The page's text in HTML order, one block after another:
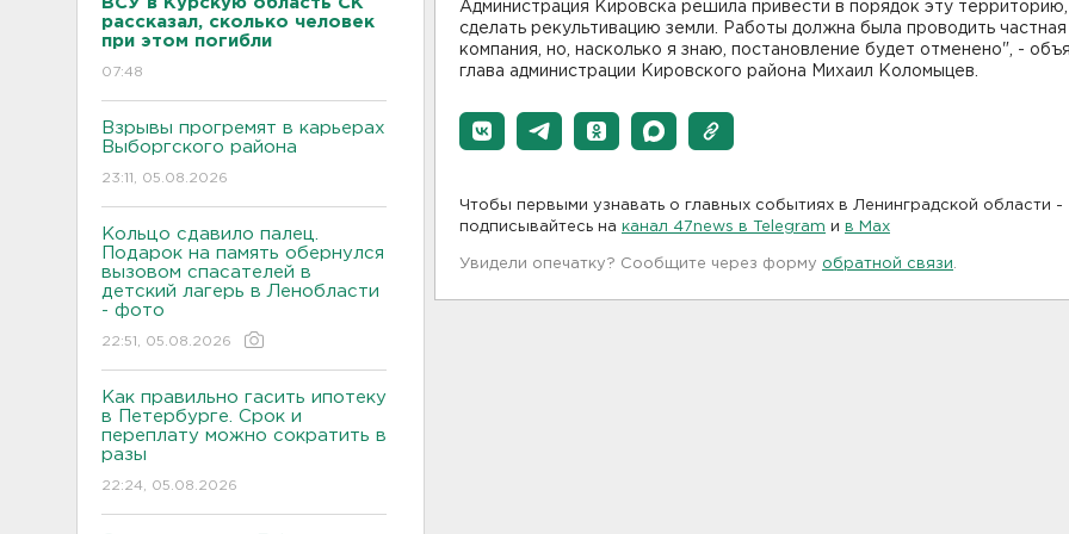
рассказал, сколько человек
при этом погибли
07:48
Взрывы прогремят в карьерах
Выборгского района
23:11, 05.08.2026
Кольцо сдавило палец.
Подарок на память обернулся
вызовом спасателей в
детский лагерь в Ленобласти
- фото
22:51, 05.08.2026
Как правильно гасить ипотеку
в Петербурге. Срок и
переплату можно сократить в
разы
22:24, 05.08.2026
Администрация Кировска решила привести в порядок эту территорию,
сделать рекультивацию земли. Работы должна была проводить частная
компания, но, насколько я знаю, постановление будет отменено", -
глава администрации Кировского района Михаил Коломыцев.
Чтобы первыми узнавать о главных событиях в Ленинградской области -
подписывайтесь на канал 47news в Telegram и в Maх
Увидели опечатку? Сообщите через форму обратной связи